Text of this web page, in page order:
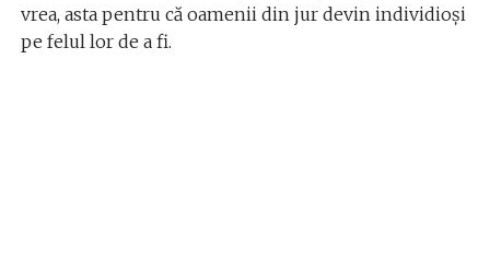
vrea, asta pentru că oamenii din jur devin individioși
pe felul lor de a fi.